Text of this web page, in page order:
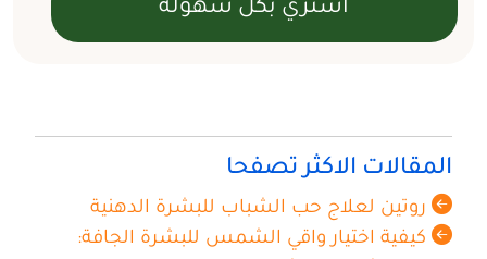
المقالات الاكثر تصفحا
روتين لعلاج حب الشباب للبشرة الدهنية
كيفية اختيار واقي الشمس للبشرة الجافة: